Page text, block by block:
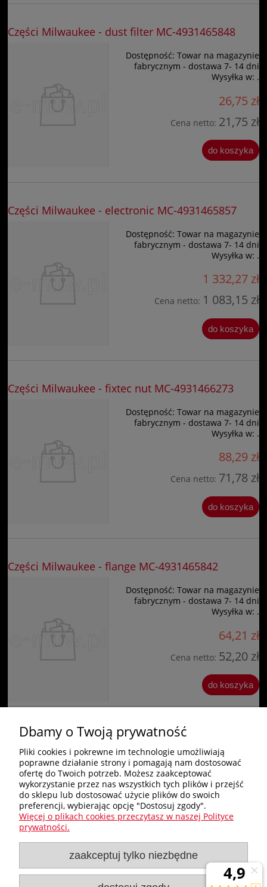
Części Milwaukee - dust filter MC-4931465848
Dostępność: Towar na magazynie
fabrycznym - dostawa 7- 14 dni
Wysyłka w: .
26,75 zł
Cena netto: 21,75 zł
do koszyka
Części Milwaukee - electronic MC-4931465857
Dostępność: Towar na magazynie
fabrycznym - dostawa 7- 14 dni
Wysyłka w: .
1 332,27 zł
Cena netto: 1 083,15 zł
do koszyka
Części Milwaukee - fixtec nut MC-4931466273
Dostępność: Towar na magazynie
fabrycznym - dostawa 7- 14 dni
Wysyłka w: .
88,29 zł
Cena netto: 71,78 zł
do koszyka
Części Milwaukee - flange MC-4931465842
Dostępność: Towar na magazynie
fabrycznym - dostawa 7- 14 dni
Wysyłka w: .
64,21 zł
Cena netto: 52,20 zł
do koszyka
« 1
Zakupy
Pomoc
Moje konto
Dbamy o Twoją prywatność
Pliki cookies i pokrewne im technologie umożliwiają
poprawne działanie strony i pomagają nam dostosować
ofertę do Twoich potrzeb. Możesz zaakceptować
wykorzystanie przez nas wszystkich tych plików i przejść
do sklepu lub dostosować użycie plików do swoich
preferencji, wybierając opcję "Dostosuj zgody".
Więcej o plikach cookies przeczytasz w naszej Polityce
prywatności.
zaakceptuj tylko niezbędne